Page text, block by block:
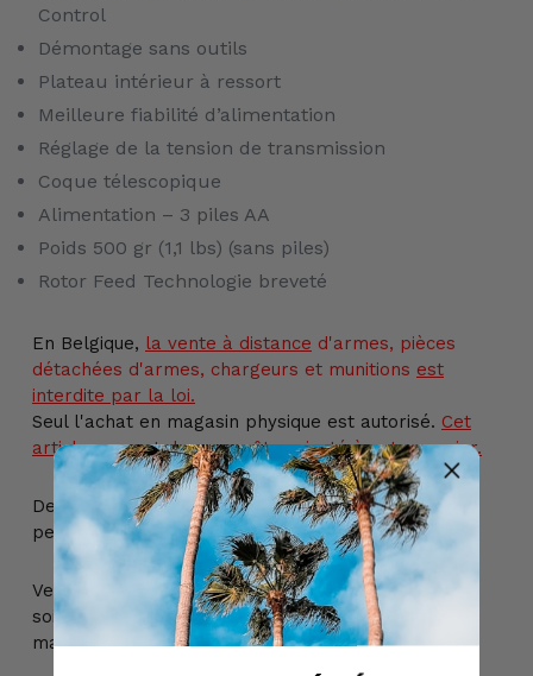
Control
Démontage sans outils
Plateau intérieur à ressort
Meilleure fiabilité d’alimentation
Réglage de la tension de transmission
Coque télescopique
Alimentation – 3 piles AA
Poids 500 gr (1,1 lbs) (sans piles)
Rotor Feed Technologie breveté
En Belgique, la vente à distance d'armes, pièces
détachées d'armes, chargeurs et munitions est
interdite par la loi.
Seul l'achat en magasin physique est autorisé. Cet
article ne peut donc pas être ajouté à votre panier.
De plus, l'achat de cet article est réservé aux
personnes majeures de + de 18 ans.
Veuillez nous contacter pour plus d'informations,
soit par téléphone au +32 (0) 69 22 49 42, soit par
mail à info@billau.be,